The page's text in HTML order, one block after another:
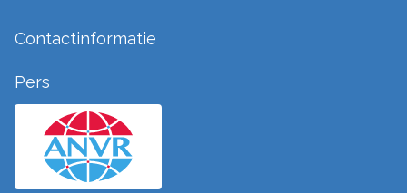
Contactinformatie
Pers